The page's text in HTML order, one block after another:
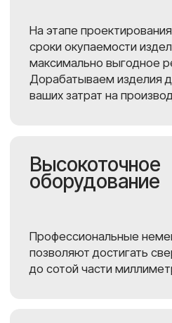
© 2026 — ИНЖЕНЕРКАМ.
Все права защищены. Не является
Политика конфиденциальности
Пользовательское соглашение